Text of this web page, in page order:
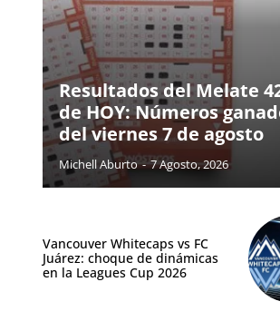
Resultados del Melate
de HOY: Números
del viernes 7 de agosto
Michell Aburto - 7 Agosto, 2026
Vancouver Whitecaps vs FC
Juárez: choque de dinámicas
en la Leagues Cup 2026